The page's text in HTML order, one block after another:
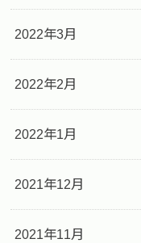
2022年3月
2022年2月
2022年1月
2021年12月
2021年11月